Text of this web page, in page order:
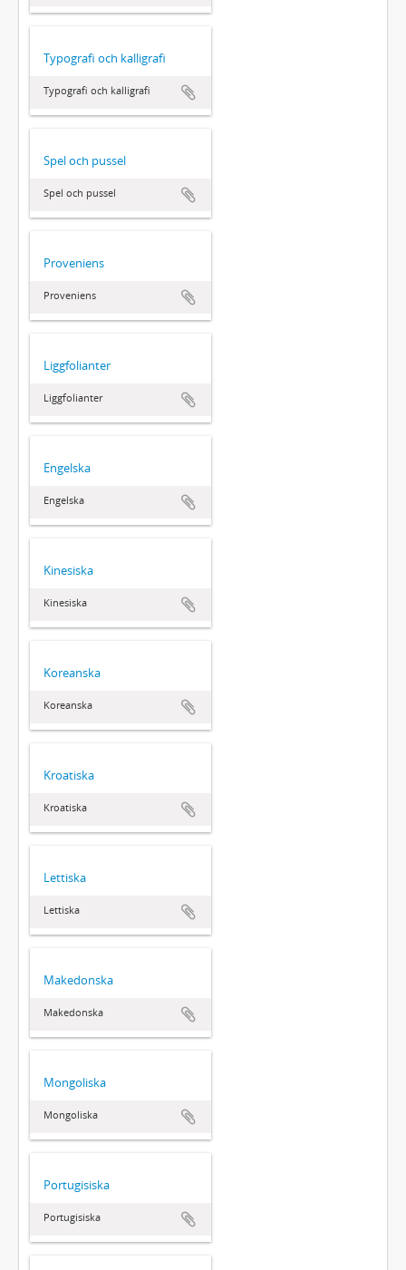
Typografi och kalligrafi
Typografi och kalligrafi
Spel och pussel
Spel och pussel
Proveniens
Proveniens
Liggfolianter
Liggfolianter
Engelska
Engelska
Kinesiska
Kinesiska
Koreanska
Koreanska
Kroatiska
Kroatiska
Lettiska
Lettiska
Makedonska
Makedonska
Mongoliska
Mongoliska
Portugisiska
Portugisiska